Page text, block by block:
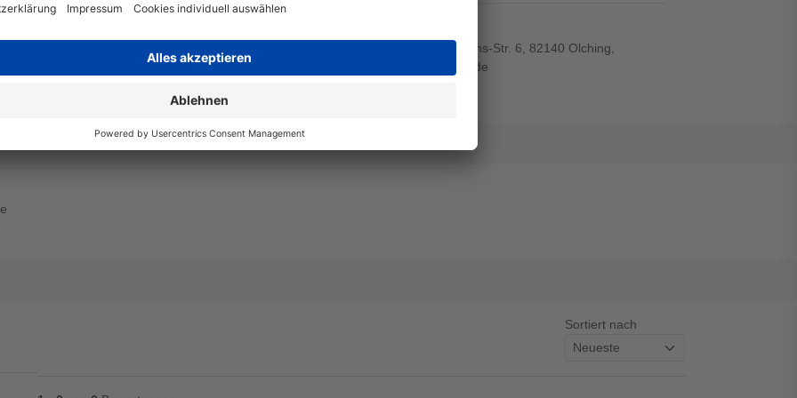
Wiegand & Partner GmbH, Werner-von-Siemens-Str. 6, 82140 Olching,
Deutschland, E-Mail: service@wiegand-gmbh.de
Sortiert nach